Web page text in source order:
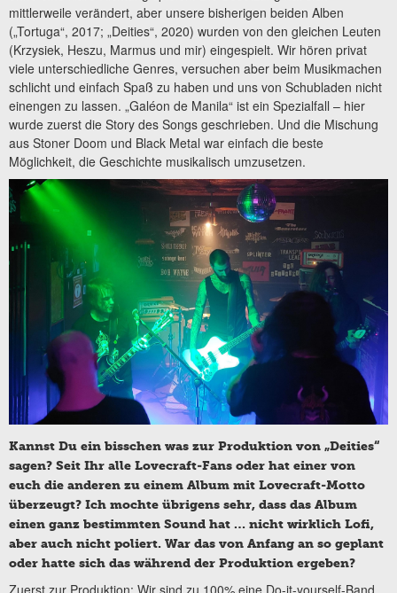
mittlerweile verändert, aber unsere bisherigen beiden Alben
(„Tortuga“, 2017; „Deities“, 2020) wurden von den gleichen Leuten
(Krzysiek, Heszu, Marmus und mir) eingespielt. Wir hören privat
viele unterschiedliche Genres, versuchen aber beim Musikmachen
schlicht und einfach Spaß zu haben und uns von Schubladen nicht
einengen zu lassen. „Galéon de Manila“ ist ein Spezialfall – hier
wurde zuerst die Story des Songs geschrieben. Und die Mischung
aus Stoner Doom und Black Metal war einfach die beste
Möglichkeit, die Geschichte musikalisch umzusetzen.
Kannst Du ein bisschen was zur Produktion von „Deities“
sagen? Seit Ihr alle Lovecraft-Fans oder hat einer von
euch die anderen zu einem Album mit Lovecraft-Motto
überzeugt? Ich mochte übrigens sehr, dass das Album
einen ganz bestimmten Sound hat … nicht wirklich Lofi,
aber auch nicht poliert. War das von Anfang an so geplant
oder hatte sich das während der Produktion ergeben?
Zuerst zur Produktion: Wir sind zu 100% eine Do-it-yourself-Band.